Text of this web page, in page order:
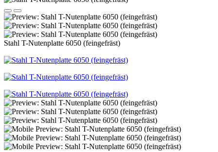
Stahl T-Nutenplatte 6050 (feingefräst)